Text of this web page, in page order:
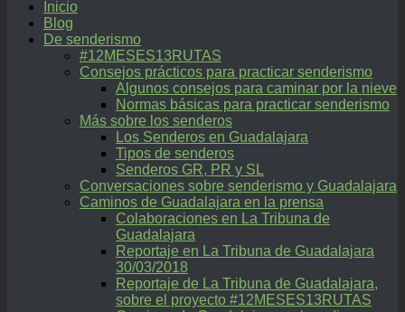
Inicio
Blog
De senderismo
#12MESES13RUTAS
Consejos prácticos para practicar senderismo
Algunos consejos para caminar por la nieve
Normas básicas para practicar senderismo
Más sobre los senderos
Los Senderos en Guadalajara
Tipos de senderos
Senderos GR, PR y SL
Conversaciones sobre senderismo y Guadalajara
Caminos de Guadalajara en la prensa
Colaboraciones en La Tribuna de
Guadalajara
Reportaje en La Tribuna de Guadalajara
30/03/2018
Reportaje de La Tribuna de Guadalajara,
sobre el proyecto #12MESES13RUTAS